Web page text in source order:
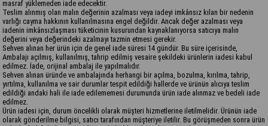
masraf yüklemeden iade edecektir.
Teslim alınmış olan malın değerinin azalması veya iadeyi imkânsız kılan bir nedenin
varlığı cayma hakkının kullanılmasına engel değildir. Ancak değer azalması veya
iadenin imkânsızlaşması tüketicinin kusurundan kaynaklanıyorsa satıcıya malın
değerini veya değerindeki azalmayı tazmin etmesi gerekir.
Sehven alınan her ürün için de genel iade süresi 14 gündür. Bu süre içerisinde,
Ambalajı açılmış, kullanılmış, tahrip edilmiş vesaire şekildeki ürünlerin iadesi kabul
edilmez. İade, orijinal ambalaj ile yapılmalıdır.
Sehven alınan üründe ve ambalajında herhangi bir açılma, bozulma, kırılma, tahrip,
yırtılma, kullanılma ve sair durumlar tespit edildiği hallerde ve ürünün alıcıya teslim
edildiği andaki hali ile iade edilememesi durumunda ürün iade alınmaz ve bedeli iade
edilmez.
Ürün iadesi için, durum öncelikli olarak müşteri hizmetlerine iletilmelidir. Ürünün iade
olarak gönderilme bilgisi, satıcı tarafından müşteriye iletilir. Bu görüşmeden sonra ürün